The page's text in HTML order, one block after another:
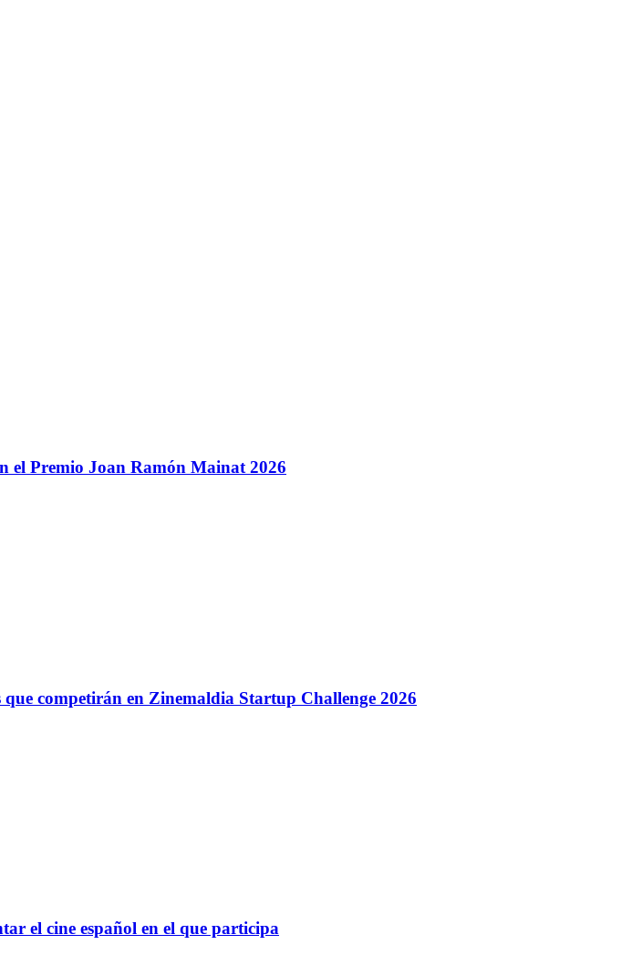
el Premio Joan Ramón Mainat 2026
que competirán en Zinemaldia Startup Challenge 2026
el cine español en el que participa